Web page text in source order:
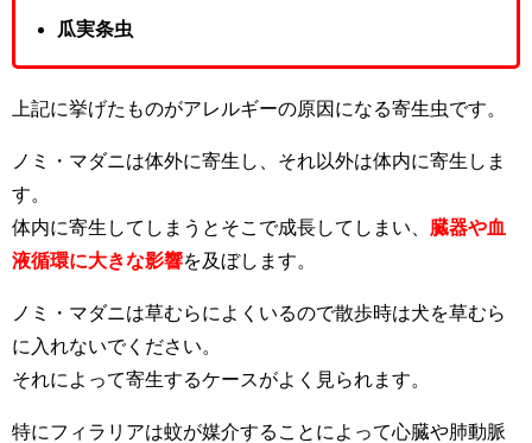
瓜実条虫
上記に挙げたものがアレルギーの原因になる寄生虫です。
ノミ・マダニは体外に寄生し、それ以外は体内に寄生しま
す。
体内に寄生してしまうとそこで成長してしまい、 臓器や血
液循環に大きな影響を及ぼします。
ノミ・マダニは草むらによくいるので散歩時は犬を草むら
に入れないでください。
それによって寄生するケースがよく見られます。
特にフィラリアは蚊が媒介することによって心臓や肺動脈